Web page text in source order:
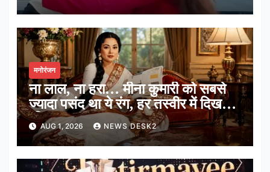
मनोरंजन
ना लाल, ना हरा… मीना कुमारी को सबसे
ज्यादा पसंद था ये रंग, हर तस्वीर में दिखती
थी झलक
AUG 1, 2026 NEWS DESK2